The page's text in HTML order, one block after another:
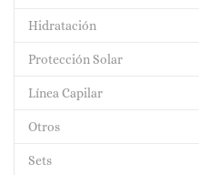
Hidratación
Protección Solar
Línea Capilar
Otros
Sets